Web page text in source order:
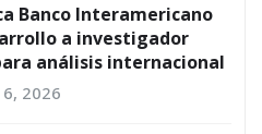
Banco Interamericano
a investigador
análisis internacional
2026